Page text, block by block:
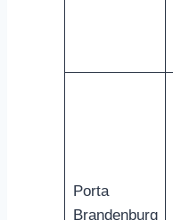
Porta
Brandenburg